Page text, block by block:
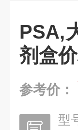
PSA,
剂盒
参考价：
型